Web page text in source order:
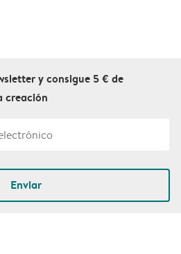
pagination
y consigue 5 € de
creación
Enviar